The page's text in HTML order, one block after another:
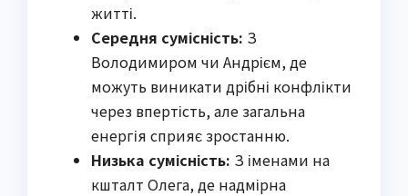
житті.
Середня сумісність: З
Володимиром чи Андрієм, де
можуть виникати дрібні конфлікти
через впертість, але загальна
енергія сприяє зростанню.
Низька сумісність: З іменами на
кшталт Олега, де надмірна